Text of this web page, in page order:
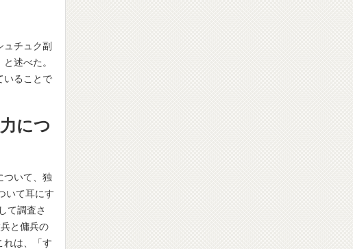
チュク副
述べた。
いることで
につ
ついて、独
いて耳にす
て調査さ
と傭兵の
れは、「す